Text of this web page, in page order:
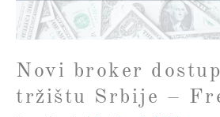
Novi broker
tržištu Srbije –
Freedom
24